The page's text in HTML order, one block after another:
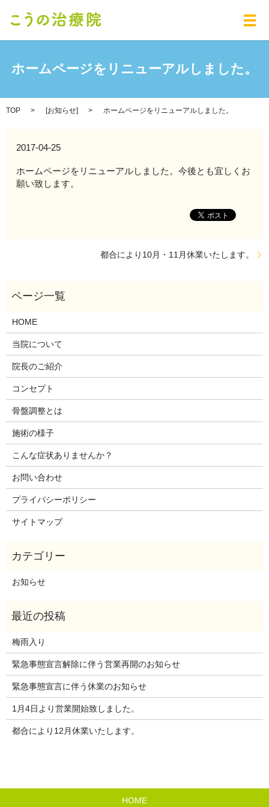
メ
ホームページをリニューアルしました。
TOP [お知らせ] ホームページをリニューアルしました。
2017-04-25
ホームページをリニューアルしました。今後とも宜しくお
願い致します。
都合により10月・11月休業いたします。
HOME
当院について
院長のご紹介
コンセプト
骨盤調整とは
施術の様子
こんな症状ありませんか？
お問い合わせ
プライバシーポリシー
サイトマップ
お知らせ
梅雨入り
緊急事態宣言解除に伴う営業再開のお知らせ
緊急事態宣言に伴う休業のお知らせ
1月4日より営業開始致しました。
都合により12月休業いたします。
HOME